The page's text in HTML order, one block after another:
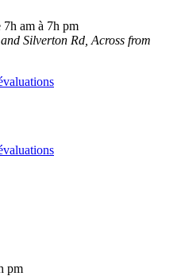
am à 7h pm
Silverton Rd, Across from
pm